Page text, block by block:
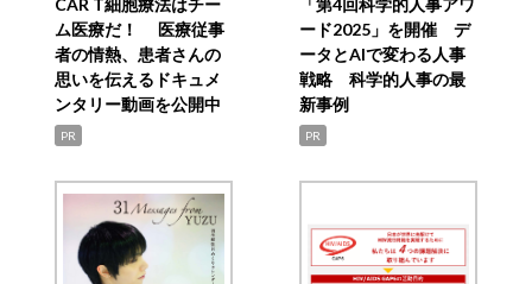
CAR T細胞療法はチー
ム医療だ！ 医療従事
者の情熱、患者さんの
思いを伝えるドキュメ
ンタリー動画を公開中
PR
「第4回科学的人事アワ
ード2025」を開催 デ
ータとAIで変わる人事
戦略 科学的人事の最
新事例
PR